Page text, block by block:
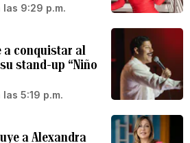
9:29 p.m.
a conquistar al
stand-up “Niño
5:19 p.m.
a Alexandra